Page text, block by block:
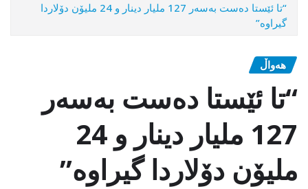
“تا ئێستا دەست بەسەر 127 ملیار دینار و 24 ملیۆن دۆلاردا
گیراوە”
هەواڵ
“تا ئێستا دەست بەسەر
127 ملیار دینار و 24
ملیۆن دۆلاردا گیراوە”